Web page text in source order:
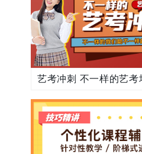
艺考冲刺 不一样的艺